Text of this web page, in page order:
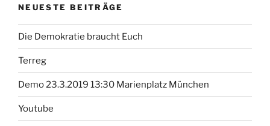
NEUESTE BEITRÄGE
Die Demokratie braucht Euch
Terreg
Demo 23.3.2019 13:30 Marienplatz München
Youtube